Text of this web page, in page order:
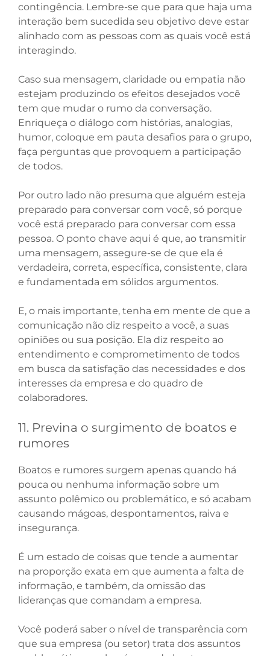
contingência. Lembre-se que para que haja uma
interação bem sucedida seu objetivo deve estar
alinhado com as pessoas com as quais você está
interagindo.
Caso sua mensagem, claridade ou empatia não
estejam produzindo os efeitos desejados você
tem que mudar o rumo da conversação.
Enriqueça o diálogo com histórias, analogias,
humor, coloque em pauta desafios para o grupo,
faça perguntas que provoquem a participação
de todos.
Por outro lado não presuma que alguém esteja
preparado para conversar com você, só porque
você está preparado para conversar com essa
pessoa. O ponto chave aqui é que, ao transmitir
uma mensagem, assegure-se de que ela é
verdadeira, correta, específica, consistente, clara
e fundamentada em sólidos argumentos.
E, o mais importante, tenha em mente de que a
comunicação não diz respeito a você, a suas
opiniões ou sua posição. Ela diz respeito ao
entendimento e comprometimento de todos
em busca da satisfação das necessidades e dos
interesses da empresa e do quadro de
colaboradores.
11. Previna o surgimento de boatos e
rumores
Boatos e rumores surgem apenas quando há
pouca ou nenhuma informação sobre um
assunto polêmico ou problemático, e só acabam
causando mágoas, despontamentos, raiva e
insegurança.
É um estado de coisas que tende a aumentar
na proporção exata em que aumenta a falta de
informação, e também, da omissão das
lideranças que comandam a empresa.
Você poderá saber o nível de transparência com
que sua empresa (ou setor) trata dos assuntos